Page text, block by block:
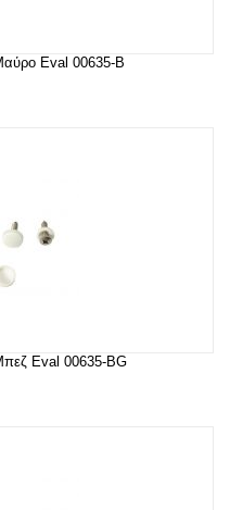
Eval 00635-B
Eval 00635-BG